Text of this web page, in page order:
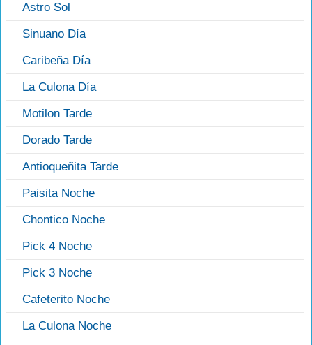
Astro Sol
Sinuano Día
Caribeña Día
La Culona Día
Motilon Tarde
Dorado Tarde
Antioqueñita Tarde
Paisita Noche
Chontico Noche
Pick 4 Noche
Pick 3 Noche
Cafeterito Noche
La Culona Noche